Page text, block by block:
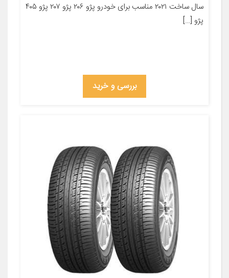
سال ساخت ۲۰۲۱ مناسب برای خودرو پژو ۲۰۶ پژو ۲۰۷ پژو ۴۰۵
پژو […]
بررسی و خرید